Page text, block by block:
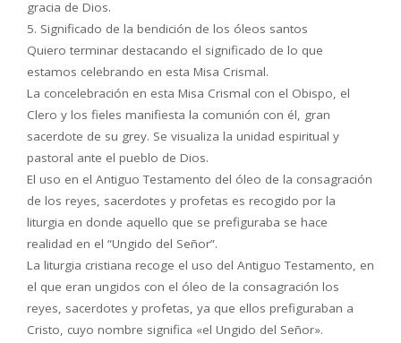
gracia de Dios.
5. Significado de la bendición de los óleos santos
Quiero terminar destacando el significado de lo que
estamos celebrando en esta Misa Crismal.
La concelebración en esta Misa Crismal con el Obispo, el
Clero y los fieles manifiesta la comunión con él, gran
sacerdote de su grey. Se visualiza la unidad espiritual y
pastoral ante el pueblo de Dios.
El uso en el Antiguo Testamento del óleo de la consagración
de los reyes, sacerdotes y profetas es recogido por la
liturgia en donde aquello que se prefiguraba se hace
realidad en el “Ungido del Señor”.
La liturgia cristiana recoge el uso del Antiguo Testamento, en
el que eran ungidos con el óleo de la consagración los
reyes, sacerdotes y profetas, ya que ellos prefiguraban a
Cristo, cuyo nombre significa «el Ungido del Señor».